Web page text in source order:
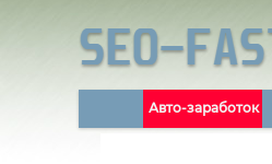
Авто-заработок